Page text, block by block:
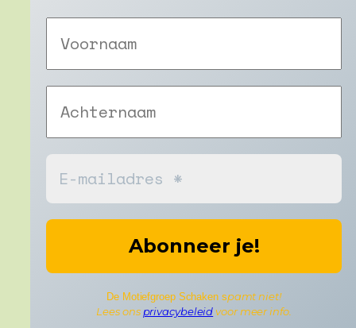
De Motiefgroep Schaken spamt niet!
Lees ons privacybeleidvoor meer info.